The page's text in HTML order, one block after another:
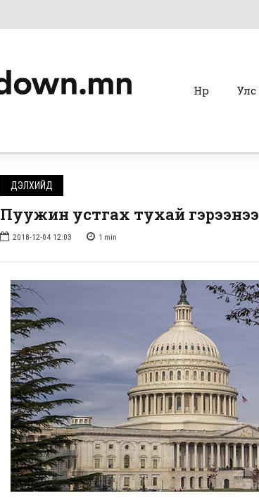
Нүүр Улс
ДЭЛХИЙД
Пуужин устгах тухай
2018-12-04 12:03 1 min